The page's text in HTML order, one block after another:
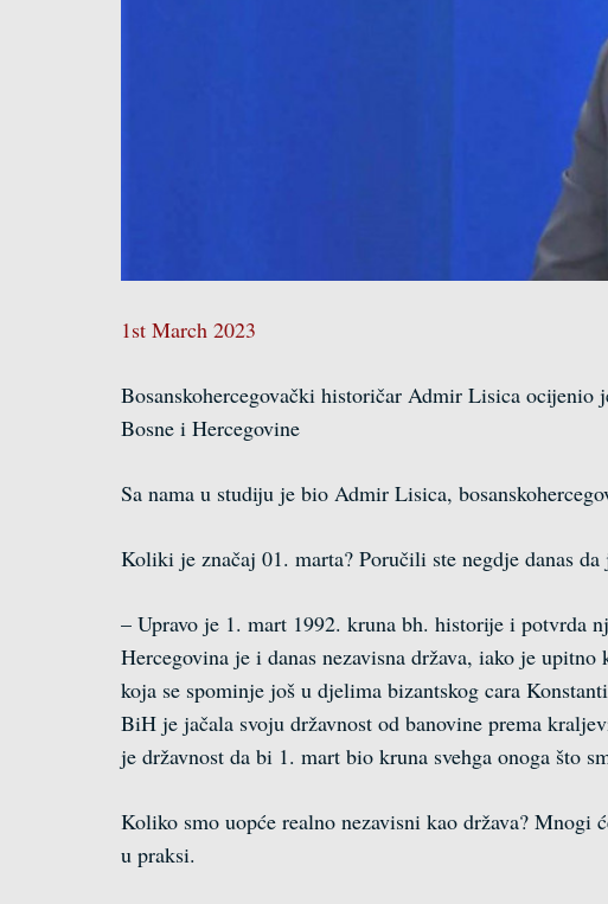
1st March 2023
Bosanskohercegovački historičar Admir Lisica ocijenio
Bosne i Hercegovine
Sa nama u studiju je bio Admir Lisica,
Koliki je značaj 01. marta? Poručili ste negdje danas
– Upravo je 1. mart 1992. kruna bh. historije i potvrda
Hercegovina je i danas nezavisna država, iako je
koja se spominje još u djelima bizantskog cara
BiH je jačala svoju državnost od banovine prema
je državnost da bi 1. mart bio kruna svehga onoga što
Koliko smo uopće realno nezavisni kao država? Mnogi
u praksi.